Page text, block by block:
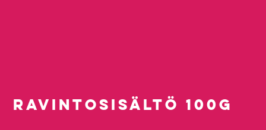
Ravintosisältö 100g